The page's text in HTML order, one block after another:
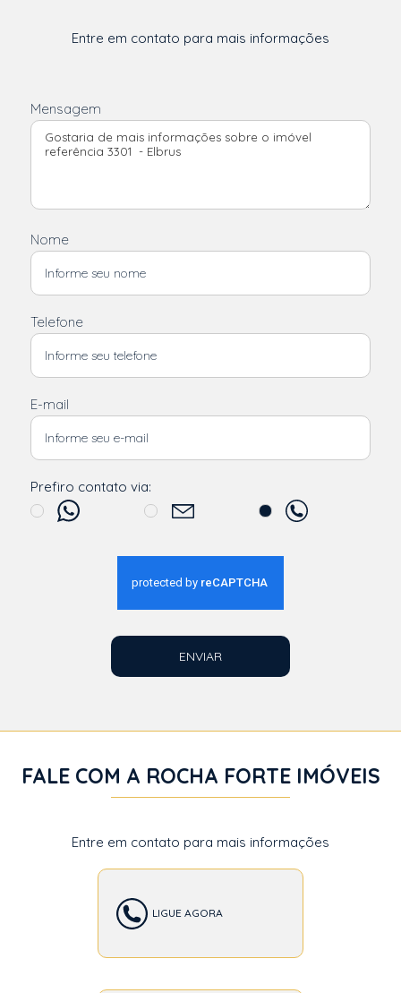
Entre em contato para mais informações
Mensagem
Nome
Telefone
E-mail
Prefiro contato via:
ENVIAR
FALE COM A ROCHA FORTE IMÓVEIS
Entre em contato para mais informações
LIGUE AGORA